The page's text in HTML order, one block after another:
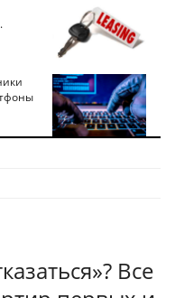
Все